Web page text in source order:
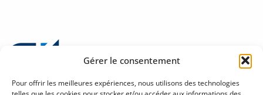
Gérer le consentement
Pour offrir les meilleures expériences, nous utilisons des technologies